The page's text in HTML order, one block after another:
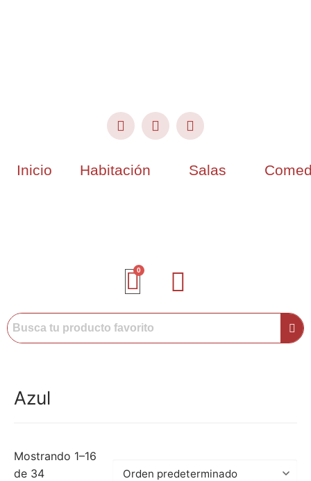
Inicio Habitación Salas
Azul
Mostrando 1–16
de 34